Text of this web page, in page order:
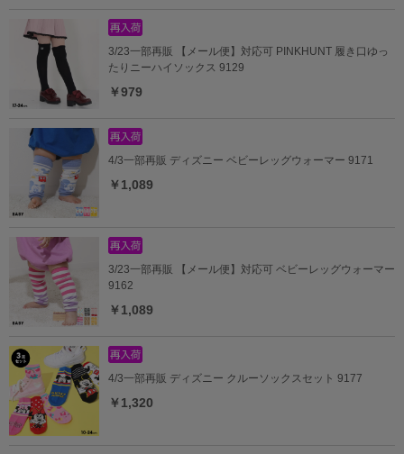
3/23一部再販 【メール便】対応可 PINKHUNT 履き口ゆっ
たりニーハイソックス 9129
￥979
4/3一部再販 ディズニー ベビーレッグウォーマー 9171
￥1,089
3/23一部再販 【メール便】対応可 ベビーレッグウォーマー
9162
￥1,089
4/3一部再販 ディズニー クルーソックスセット 9177
￥1,320